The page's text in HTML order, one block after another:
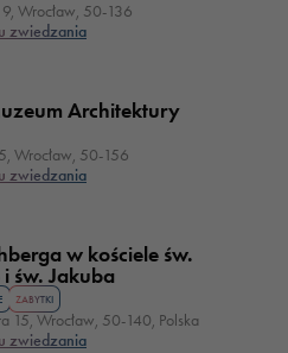
Wrocław, 50-136
zwiedzania
Architektury
Wrocław, 50-156
zwiedzania
w kościele św.
św. Jakuba
ZABYTKI
15, Wrocław, 50-140, Polska
zwiedzania